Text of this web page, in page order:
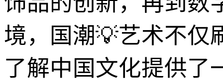
境，国潮💡艺术不仅
了解中国文化提供了